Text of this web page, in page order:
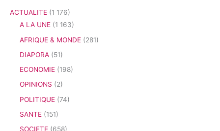
ACTUALITE (1 176)
A LA UNE (1 163)
AFRIQUE & MONDE (281)
DIAPORA (51)
ECONOMIE (198)
OPINIONS (2)
POLITIQUE (74)
SANTE (151)
SOCIETE (658)